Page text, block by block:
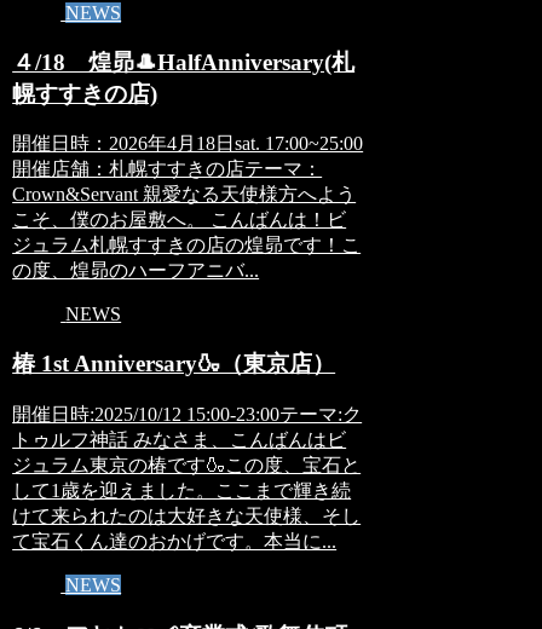
NEWS
４/18 煌昴🎩HalfAnniversary(札
幌すすきの店)
開催日時：2026年4月18日sat. 17:00~25:00
開催店舗：札幌すすきの店テーマ：
Crown&Servant 親愛なる天使様方へよう
こそ、僕のお屋敷へ。 こんばんは！ビ
ジュラム札幌すすきの店の煌昴です！こ
の度、煌昴のハーフアニバ...
NEWS
椿 1st Anniversary🍶（東京店）
開催日時:2025/10/12 15:00-23:00テーマ:ク
トゥルフ神話 みなさま、こんばんはビ
ジュラム東京の椿です🍶この度、宝石と
して1歳を迎えました。ここまで輝き続
けて来られたのは大好きな天使様、そし
て宝石くん達のおかげです。本当に...
NEWS